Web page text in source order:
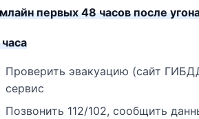
первых 48 часов после
Проверить эвакуацию (сайт
сервис
Позвонить 112/102, сообщить